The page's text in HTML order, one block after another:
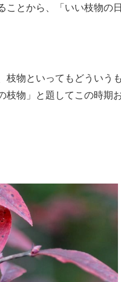
とから、「いい枝物の
枝物といってもどういう
枝物」と題してこの時期